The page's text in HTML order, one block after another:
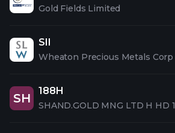
Gold Fields Limited
SII
Wheaton Precious Metals Corp
SH
188H
SHAND.GOLD MNG LTD H HD 1